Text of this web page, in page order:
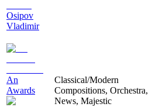
Osipov
Vladimir
An
Awards
Classical/Modern
Compositions, Orchestra,
News, Majestic